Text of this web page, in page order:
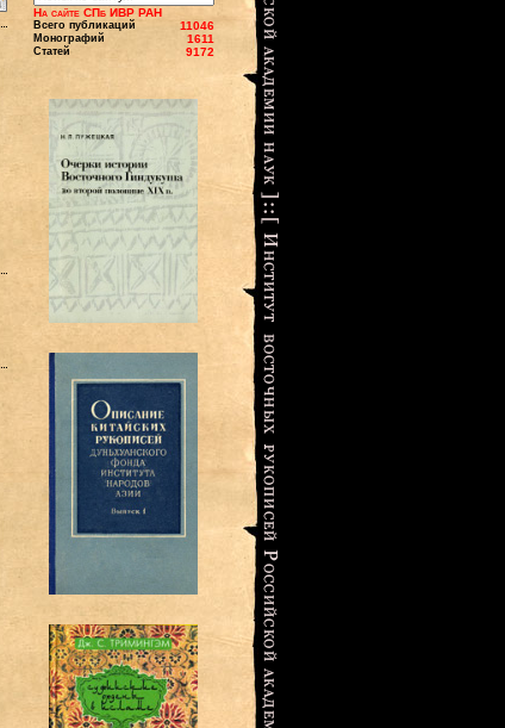
На сайте СПб ИВР РАН
Всего публикаций 11046
Монографий 1611
Статей 9172